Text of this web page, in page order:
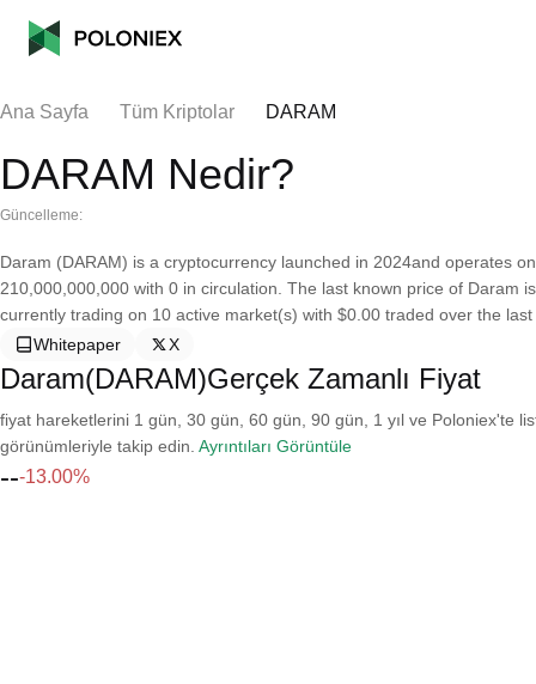
Ana Sayfa Tüm Kriptolar DARAM
DARAM Nedir?
Güncelleme:
Daram (DARAM) is a cryptocurrency launched in 2024and operates
210,000,000,000 with 0 in circulation. The last known price of Daram
currently trading on 10 active market(s) with $0.00 traded over the
Whitepaper
X
Daram(DARAM)Gerçek Zamanlı Fiyat
fiyat hareketlerini 1 gün, 30 gün, 60 gün, 90 gün, 1 yıl ve Poloniex'te
görünümleriyle takip edin. Ayrıntıları Görüntüle
---13.00%